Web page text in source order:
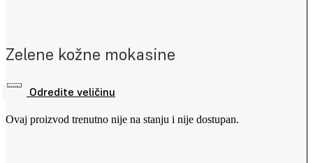
Zelene kožne mokasine
Odredite veličinu
Ovaj proizvod trenutno nije na stanju i nije dostupan.